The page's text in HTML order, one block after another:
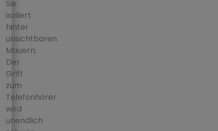
Sie
isoliert
hinter
unsichtbaren
Mauern:
Der
Griff
zum
Telefonhörer
wird
unendlich